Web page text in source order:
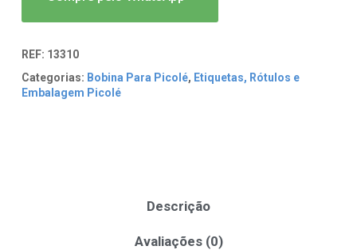
REF: 13310
Categorias: Bobina Para Picolé, Etiquetas, Rótulos e
Embalagem Picolé
Descrição
Avaliações (0)